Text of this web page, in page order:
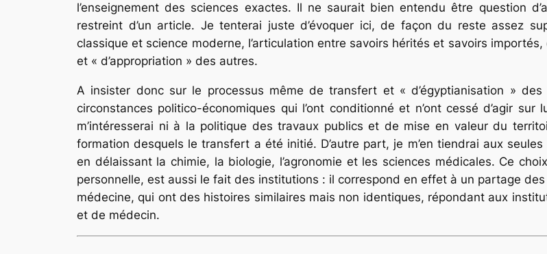
l’enseignement des sciences exactes. Il ne saurait bien entendu être question
restreint d’un article. Je tenterai juste d’évoquer ici, de façon du reste assez
classique et science moderne, l’articulation entre savoirs hérités et savoirs
et « d’appropriation » des autres.
A insister donc sur le processus même de transfert et « d’égyptianisation »
circonstances politico-économiques qui l’ont conditionné et n’ont cessé d’agir
m’intéresserai ni à la politique des travaux publics et de mise en valeur du
formation desquels le transfert a été initié. D’autre part, je m’en tiendrai aux
en délaissant la chimie, la biologie, l’agronomie et les sciences médicales. Ce
personnelle, est aussi le fait des institutions : il correspond en effet à un partage des
médecine, qui ont des histoires similaires mais non identiques, répondant aux
et de médecin.